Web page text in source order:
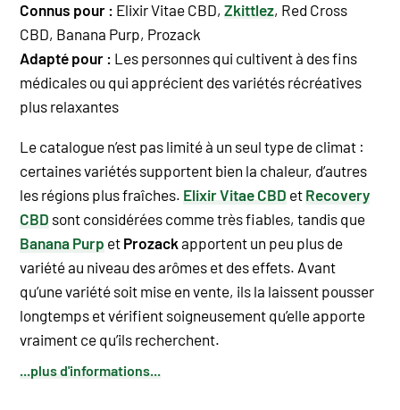
Connus pour : Elixir Vitae CBD, Zkittlez, Red Cross
CBD, Banana Purp, Prozack
Adapté pour : Les personnes qui cultivent à des fins
médicales ou qui apprécient des variétés récréatives
plus relaxantes
Le catalogue n’est pas limité à un seul type de climat :
certaines variétés supportent bien la chaleur, d’autres
les régions plus fraîches. Elixir Vitae CBD et Recovery
CBD sont considérées comme très fiables, tandis que
Banana Purp et Prozack apportent un peu plus de
variété au niveau des arômes et des effets. Avant
qu’une variété soit mise en vente, ils la laissent pousser
longtemps et vérifient soigneusement qu’elle apporte
vraiment ce qu’ils recherchent.
...plus d'informations...